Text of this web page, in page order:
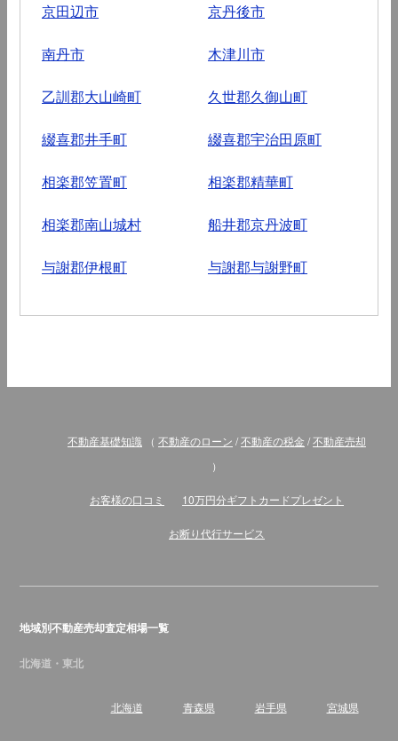
京田辺市 京丹後市
南丹市 木津川市
乙訓郡大山崎町 久世郡久御山町
綴喜郡井手町 綴喜郡宇治田原町
相楽郡笠置町 相楽郡精華町
相楽郡南山城村 船井郡京丹波町
与謝郡伊根町 与謝郡与謝野町
不動産基礎知識 （ 不動産のローン /不動産の税金 /不動産売却
）
お客様の口コミ 10万円分ギフトカードプレゼント
お断り代行サービス
地域別不動産売却査定相場一覧
北海道・東北
北海道 青森県 岩手県 宮城県